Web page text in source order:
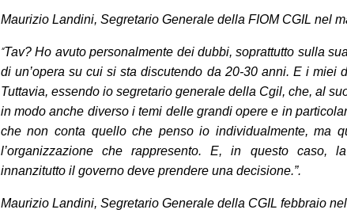
Maurizio Landini, Segretario Generale della FIOM CGIL nel
“Tav? Ho avuto personalmente dei dubbi, soprattutto sulla
di un’opera su cui si sta discutendo da 20-30 anni. E i miei
Tuttavia, essendo io segretario generale della Cgil, che, al
in modo anche diverso i temi delle grandi opere e in
che non conta quello che penso io individualmente, ma
l’organizzazione che rappresento. E, in questo caso,
innanzitutto il governo deve prendere una decisione.”.
Maurizio Landini, Segretario Generale della CGIL febbraio